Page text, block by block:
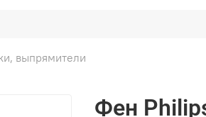
выпрямители
Фен